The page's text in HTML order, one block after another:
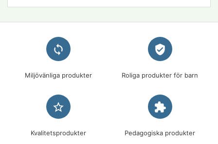
loop
Miljövänliga produkter
verified_user
Roliga produkter för barn
star_border
Kvalitetsprodukter
extension
Pedagogiska produkter